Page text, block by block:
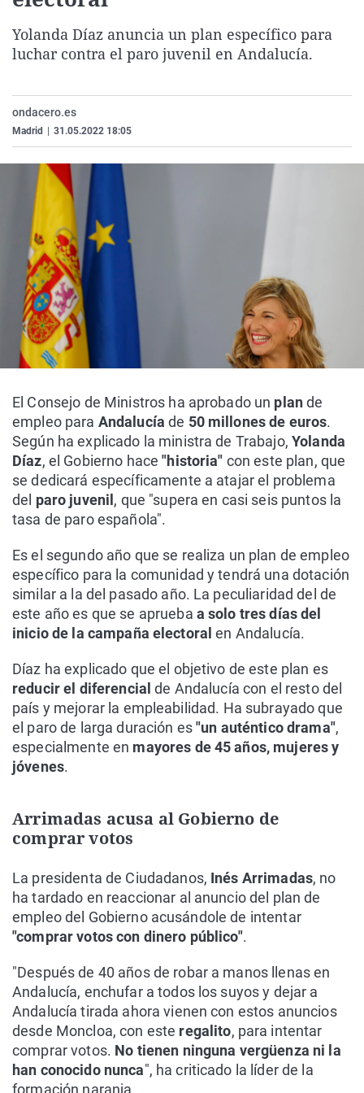
Gente viajera
Retornados
Operación Viuda
Galicia
Navarra
Televisión
Yolanda Díaz anuncia un plan específico para
luchar contra el paro juvenil en Andalucía.
ondacero.es
Madrid 31.05.2022 18:05
El Consejo de Ministros ha aprobado un plande
empleo para Andalucíade 50 millones de euros.
Según ha explicado la ministra de Trabajo,Yolanda
Díaz, el Gobierno hace "historia" con este plan, que
se dedicará específicamente a atajar el problema
del paro juvenil , que "supera en casi seis puntos la
tasa de paro española".
Es el segundo año que se realiza un plan de empleo
específico para la comunidad y tendrá una dotación
similar a la del pasado año. La peculiaridad del de
este año es que se aprueba a solo tres días del
inicio de la campaña electoral en Andalucía.
Díaz ha explicado que el objetivo de este plan es
reducir el diferencial de Andalucía con el resto del
país y mejorar la empleabilidad. Ha subrayado que
el paro de larga duración es"un auténtico drama",
especialmente en mayores de 45 años, mujeres y
jóvenes.
Arrimadas acusa al Gobierno de
comprar votos
La presidenta de Ciudadanos, Inés Arrimadas, no
ha tardado en reaccionar al anuncio del plan de
empleo del Gobierno acusándole de intentar
"comprar votos con dinero público".
"Después de 40 años de robar a manos llenas en
Andalucía, enchufar a todos los suyos y dejar a
Andalucía tirada ahora vienen con estos anuncios
desde Moncloa, con este regalito, para intentar
comprar votos. No tienen ninguna vergüenza ni la
han conocido nunca", ha criticado la líder de la
formación naranja.